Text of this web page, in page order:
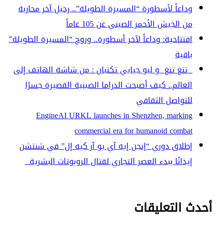
وداعاً لأسطورة “المسيرة الطويلة”.. رحيل آخر محاربة
من الجيش الأحمر الصيني عن 105 عاماً
افتتاحية: وداعاً لآخر أسطورة.. وروح “المسيرة الطويلة”
باقية
تنغ تنغ و ليو جيايي تكتبان : من شاشة الهاتف إلى
العالم.. كيف أصبحت الدراما الصينية القصيرة جسرًا
للتواصل الثقافي
EngineAI URKL launches in Shenzhen, marking
commercial era for humanoid combat
إطلاق دوري “إنجن إيه آي يو آر كيه إل” في شنتشن
إيذانًا ببدء العصر التجاري لقتال الروبوتات البشرية
أحدث التعليقات